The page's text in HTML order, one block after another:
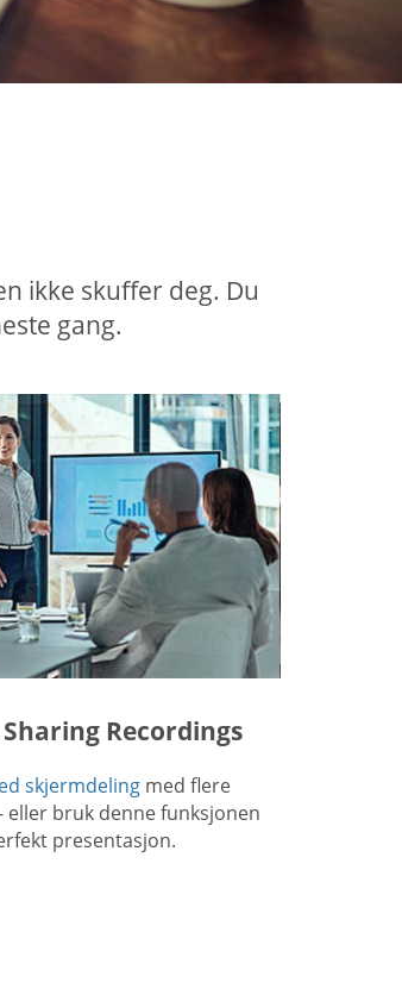
ikke skuffer deg. Du
gang.
Recordings
skjermdeling med flere
bruk denne funksjonen
presentasjon.